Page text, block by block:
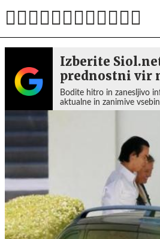
Izberite
prednostni vir
Bodite hitro in zanesljivo
aktualne in zanimive